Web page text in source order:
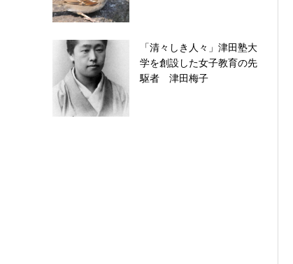
「清々しき人々」津田塾大
学を創設した女子教育の先
駆者 津田梅子